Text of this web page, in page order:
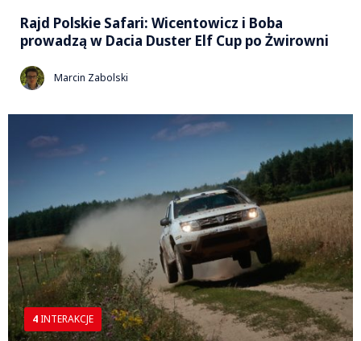
Rajd Polskie Safari: Wicentowicz i Boba
prowadzą w Dacia Duster Elf Cup po Żwirowni
Marcin Zabolski
4 INTERAKCJE